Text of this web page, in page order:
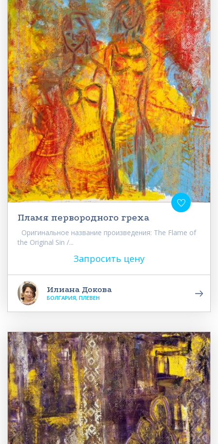
Пламя первородного греха
Оригинальное название произведения: The Flame of
the Original Sin /...
Запросить цену
Илиана Докова
БОЛГАРИЯ, ПЛЕВЕН